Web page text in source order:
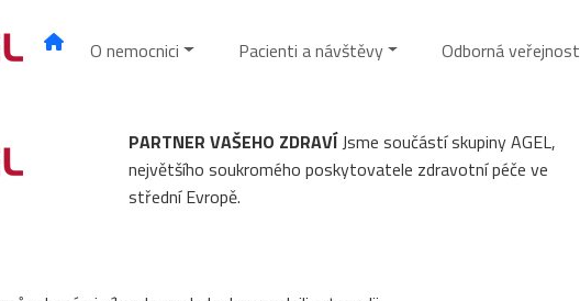
O nemocnici Pacienti a návštěvy Odborná veřejnost
PARTNER VAŠEHO ZDRAVÍJsme součástí skupiny AGEL,
největšího soukromého poskytovatele zdravotní péče ve
střední Evropě.